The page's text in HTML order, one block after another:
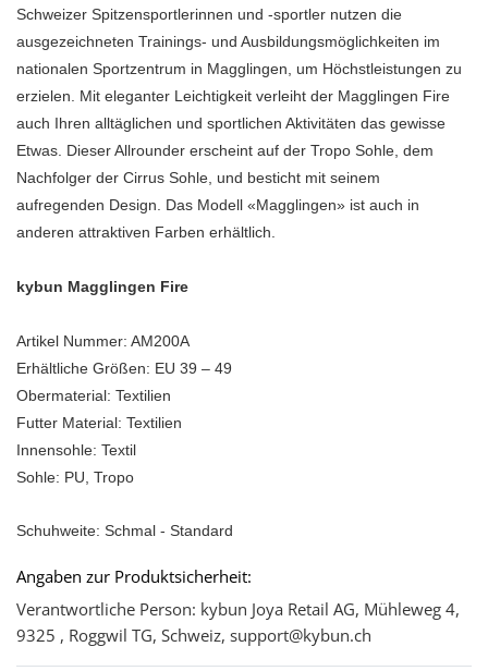
Schweizer Spitzensportlerinnen und -sportler nutzen die
ausgezeichneten Trainings- und Ausbildungsmöglichkeiten im
nationalen Sportzentrum in Magglingen, um Höchstleistungen zu
erzielen. Mit eleganter Leichtigkeit verleiht der Magglingen Fire
auch Ihren alltäglichen und sportlichen Aktivitäten das gewisse
Etwas. Dieser Allrounder erscheint auf der Tropo Sohle, dem
Nachfolger der Cirrus Sohle, und besticht mit seinem
aufregenden Design. Das Modell «Magglingen» ist auch in
anderen attraktiven Farben erhältlich.
kybun Magglingen Fire
Artikel Nummer: AM200A
Erhältliche Größen: EU 39 – 49
Obermaterial: Textilien
Futter Material: Textilien
Innensohle: Textil
Sohle: PU, Tropo
Schuhweite: Schmal - Standard
Angaben zur Produktsicherheit:
Verantwortliche Person: kybun Joya Retail AG, Mühleweg 4,
9325 , Roggwil TG, Schweiz, support@kybun.ch